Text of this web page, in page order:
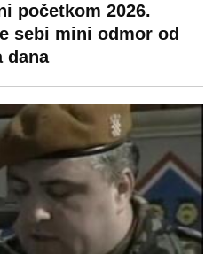
Srpkinje i Albanca
Popljuvali ih samo
izdala"